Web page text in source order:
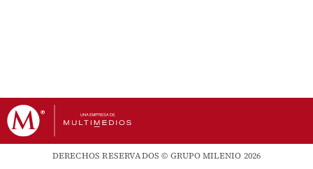
DERECHOS RESERVADOS © GRUPO MILENIO 2026